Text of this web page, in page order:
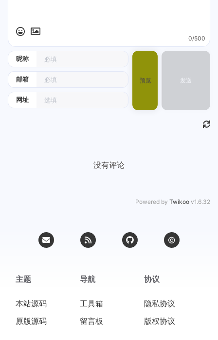
昵称
邮箱
网址
0/500
预览 发送
没有评论
Powered by Twikoo v1.6.32
主题
本站源码
原版源码
导航
工具箱
留言板
协议
隐私协议
版权协议